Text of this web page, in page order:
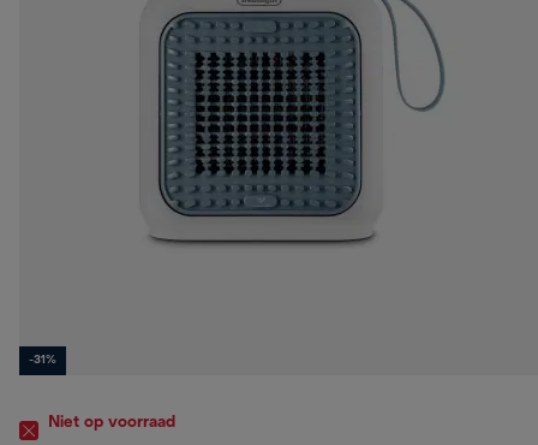
-31%
Niet op voorraad